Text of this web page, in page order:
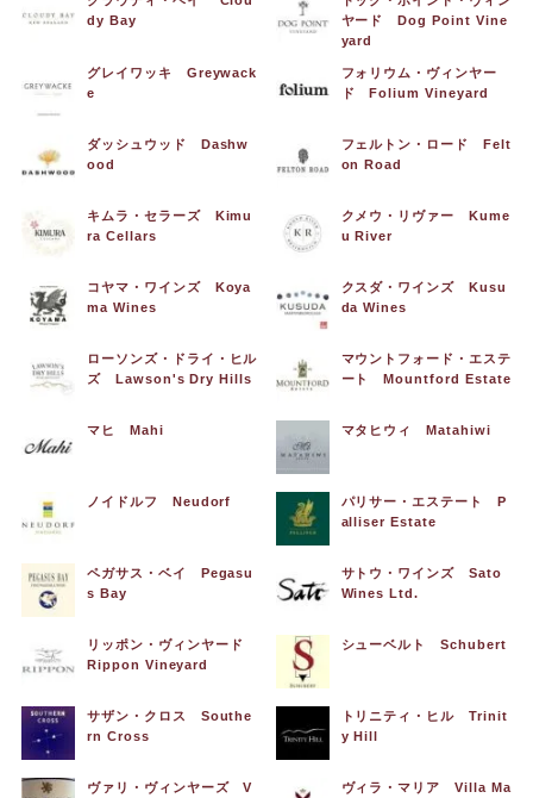
dy Bay
ヤード Dog Point Vine
yard
グレイワッキ Greywack
e
フォリウム・ヴィンヤー
ド Folium Vineyard
ダッシュウッド Dashw
ood
フェルトン・ロード Felt
on Road
キムラ・セラーズ Kimu
ra Cellars
クメウ・リヴァー Kume
u River
コヤマ・ワインズ Koya
ma Wines
クスダ・ワインズ Kusu
da Wines
ローソンズ・ドライ・ヒル
ズ Lawson's Dry Hills
マウントフォード・エステ
ート Mountford Estate
マヒ Mahi マタヒウィ Matahiwi
ノイドルフ Neudorf
パリサー・エステート P
alliser Estate
ペガサス・ベイ Pegasu
s Bay
サトウ・ワインズ Sato
Wines Ltd.
リッポン・ヴィンヤード
Rippon Vineyard
シューベルト Schubert
サザン・クロス Southe
rn Cross
トリニティ・ヒル Trinit
y Hill
ヴァリ・ヴィンヤーズ V
ヴィラ・マリア Villa Ma